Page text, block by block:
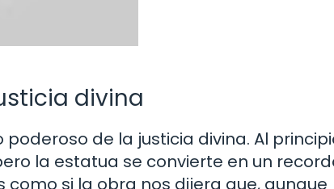
divina
de la justicia divina. Al
la estatua se convierte en un
como si la obra nos dijera que, aunque